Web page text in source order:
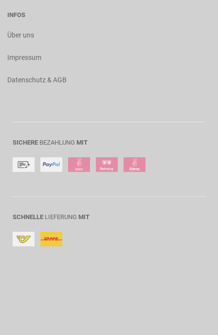
INFOS
Über uns
Impressum
Datenschutz & AGB
SICHERE BEZAHLUNG MIT
SCHNELLE LIEFERUNG MIT